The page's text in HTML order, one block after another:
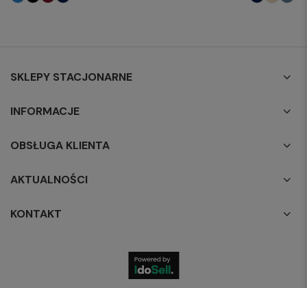
SKLEPY STACJONARNE
INFORMACJE
OBSŁUGA KLIENTA
AKTUALNOŚCI
KONTAKT